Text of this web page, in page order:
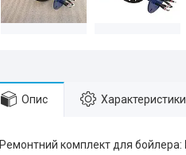
Опис Характеристики
Ремонтний комплект для бойлера: